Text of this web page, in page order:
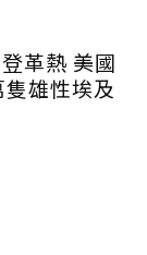
革熱 美國
雄性埃及